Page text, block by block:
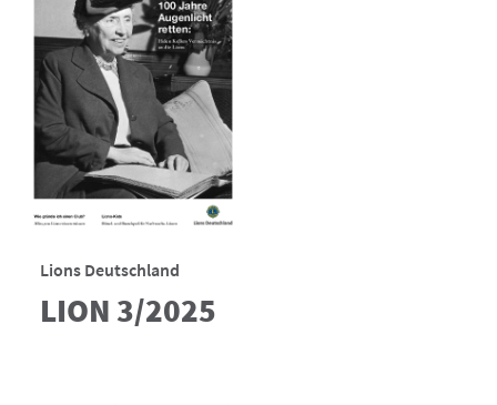
Lions Deutschland
LION 3/2025